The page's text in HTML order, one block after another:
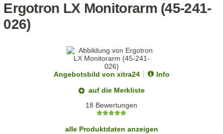
Ergotron LX Monitorarm (45-241-
026)
Angebotsbild von xitra24
Info
auf die Merkliste
18 Bewertungen
alle Produktdaten anzeigen